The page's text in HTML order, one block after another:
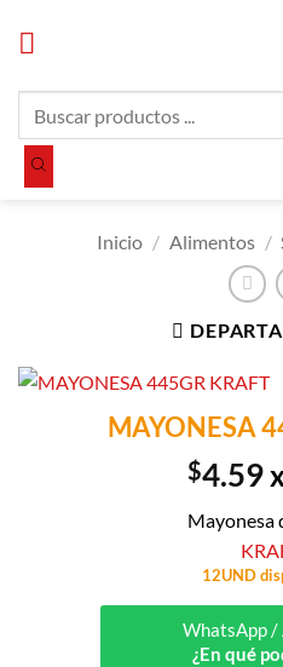
productos
Inicio / Alimentos /
MAYONESA
$4.59
Mayonesa
12UND
WhatsApp /
¿En qué